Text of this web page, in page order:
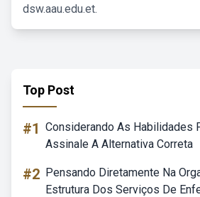
dsw.aau.edu.et.
Top Post
#1 Considerando As Habilidades
Assinale A Alternativa Correta
#2 Pensando Diretamente Na
Estrutura Dos Serviços De